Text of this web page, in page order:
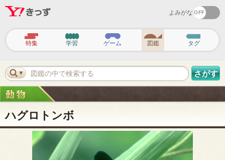
よみがな
ビ
ゲ
ー
シ
ョ
ン
特集 学習 ゲーム 図鑑 タグ
図鑑の中で検索する さがす
ハグロトンボ